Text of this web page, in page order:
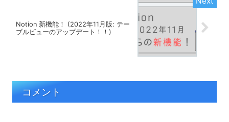
Notion 新機能！ (2022年11月版: テー
ブルビューのアップデート！！)
コメント